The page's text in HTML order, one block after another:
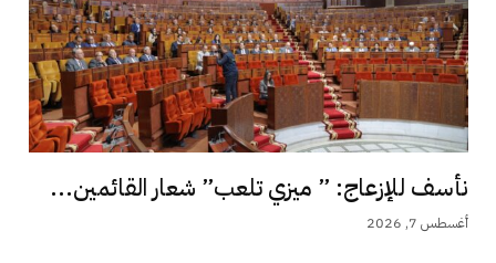
نأسف للإزعاج: ” ميزي تلعب” شعار القائمين...
أغسطس 7, 2026